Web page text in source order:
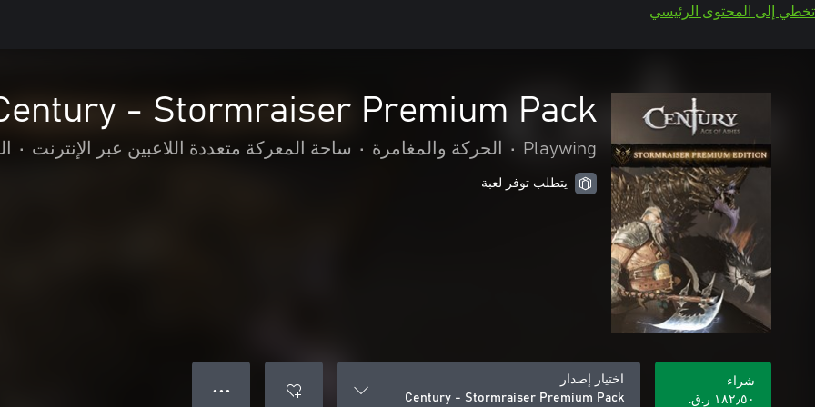
تخطي إلى المحتوى الرئيسي
- Stormraiser Premium Pack
Playwing
• الحركة والمغامرة • ساحة المعركة متعددة اللاعبين عبر الإنترنت •
يتطلب توفر لعبة
شراء
١٨٢٫٥٠ ر.ق.‏
اختيار إصدار
Century - Stormraiser Premium Pack
● ● ●